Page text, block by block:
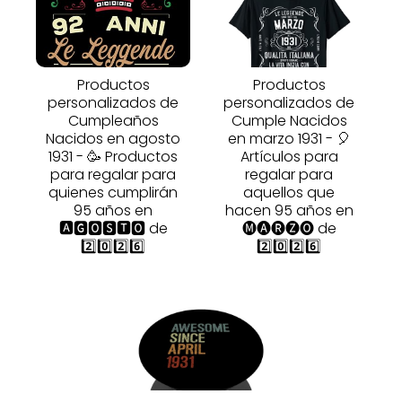
Productos
personalizados de
Cumpleaños
Nacidos en agosto
1931 - 🥳 Productos
para regalar para
quienes cumplirán
95 años en
🅰🅶🅾🆂🆃🅾 de
2️⃣0️⃣2️⃣6️⃣
Productos
personalizados de
Cumple Nacidos
en marzo 1931 - 🎈
Artículos para
regalar para
aquellos que
hacen 95 años en
🅜🅐🅡🅩🅞 de
2️⃣0️⃣2️⃣6️⃣